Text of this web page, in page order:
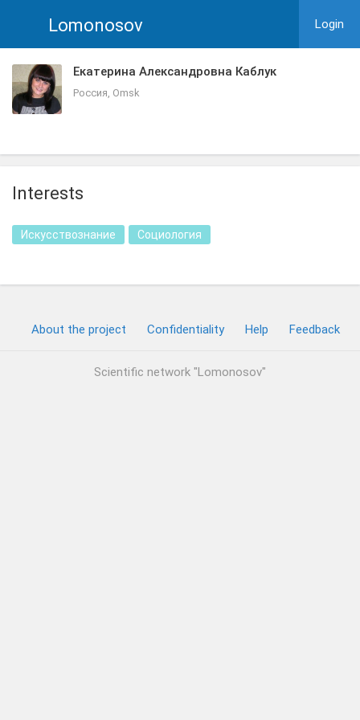
Lomonosov Login
Екатерина Александровна Каблук
Россия, Omsk
Interests
Искусствознание Социология
About the project Confidentiality Help Feedback
Scientific network "Lomonosov"